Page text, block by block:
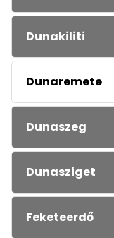
Dunakiliti
Dunaremete
Dunaszeg
Dunasziget
Feketeerdő